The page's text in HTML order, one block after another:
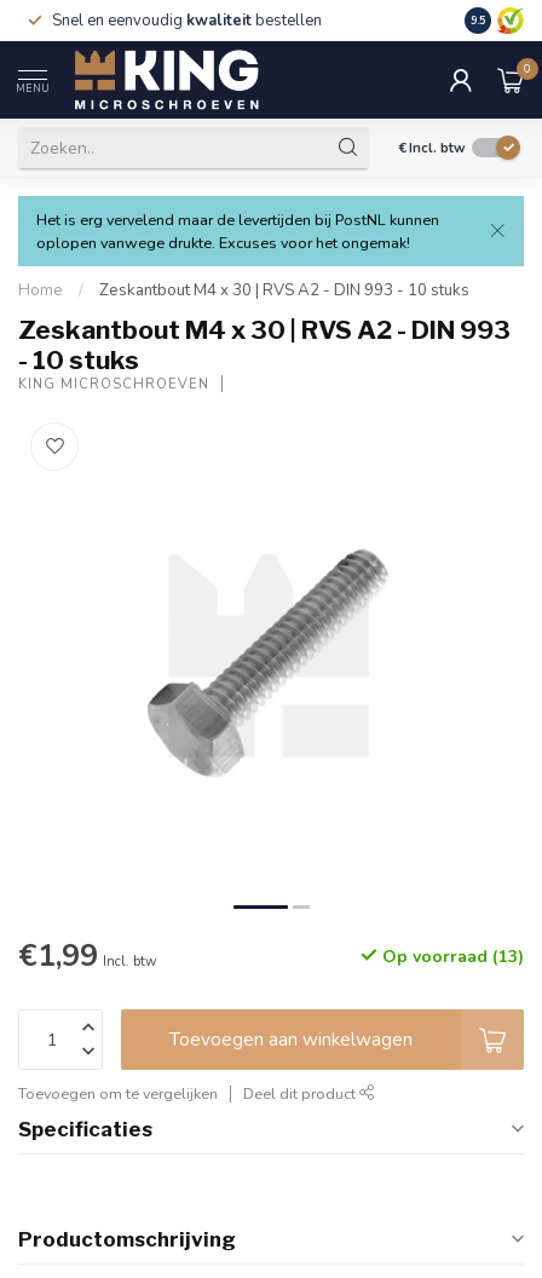
Snel en eenvoudig kwaliteitbestellen 9.5
MENU
0
€Incl. btw
Het is erg vervelend maar de levertijden bij PostNL kunnen
oplopen vanwege drukte. Excuses voor het ongemak!
Home / Zeskantbout M4 x 30 | RVS A2 - DIN 993 - 10 stuks
Zeskantbout M4 x 30 | RVS A2 - DIN 993
- 10 stuks
KING MICROSCHROEVEN
€1,99 Incl. btw Op voorraad (13)
Toevoegen aan winkelwagen
Toevoegen om te vergelijken Deel dit product
Specificaties
Productomschrijving